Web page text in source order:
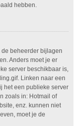
hebben.
beheerder bijlagen
Anders moet je er
server beschikbaar is,
Linken naar een
het een publieke server
zoals in: Hotmail of
enz. kunnen niet
moet je de